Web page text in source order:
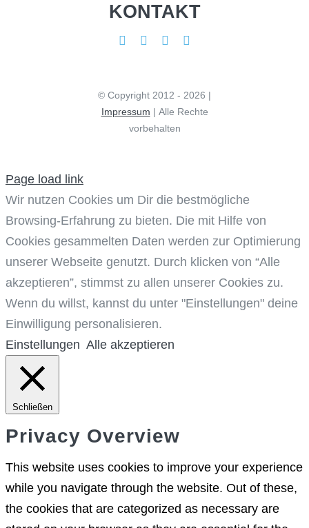
KONTAKT
© Copyright 2012 - 2026 |
Impressum
vorbehalten
Page load link
Wir nutzen Cookies um Dir die bestmögliche
Browsing-Erfahrung zu bieten. Die mit Hilfe von
Cookies gesammelten Daten werden zur Optimierung
unserer Webseite genutzt. Durch klicken von “Alle
akzeptieren”, stimmst zu allen unserer Cookies zu.
Wenn du willst, kannst du unter "Einstellungen" deine
Einwilligung personalisieren.
Einstellungen Alle akzeptieren
Schließen
Privacy Overview
This website uses cookies to improve your experience
while you navigate through the website. Out of these,
the cookies that are categorized as necessary are